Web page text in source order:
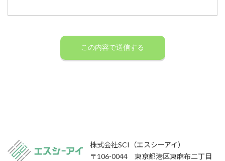
株式会社SCI（エスシーアイ）
〒106-0044 東京都港区東麻布二丁目